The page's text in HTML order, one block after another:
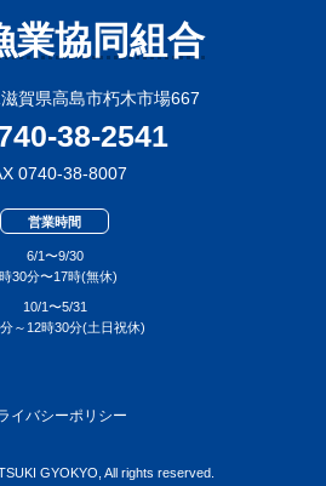
業協同組合
賀県高島市朽木市場667
38-2541
0740-38-8007
営業時間
6/1〜9/30
30分〜17時(無休)
10/1〜5/31
～12時30分(土日祝休)
イバシーポリシー
GYOKYO, All rights reserved.